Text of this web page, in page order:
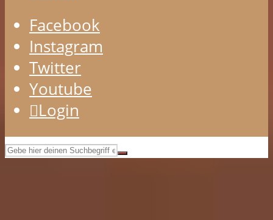
Facebook
Instagram
Twitter
Youtube
Login